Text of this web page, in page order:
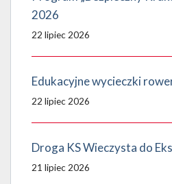
2026
22 lipiec 2026
Edukacyjne wycieczki
22 lipiec 2026
Droga KS Wieczysta do
21 lipiec 2026